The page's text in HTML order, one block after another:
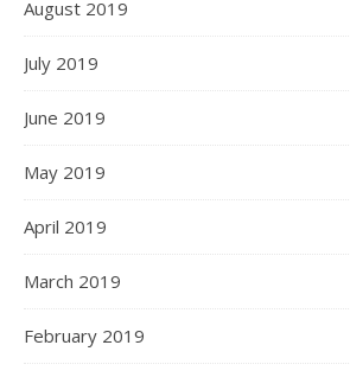
August 2019
July 2019
June 2019
May 2019
April 2019
March 2019
February 2019